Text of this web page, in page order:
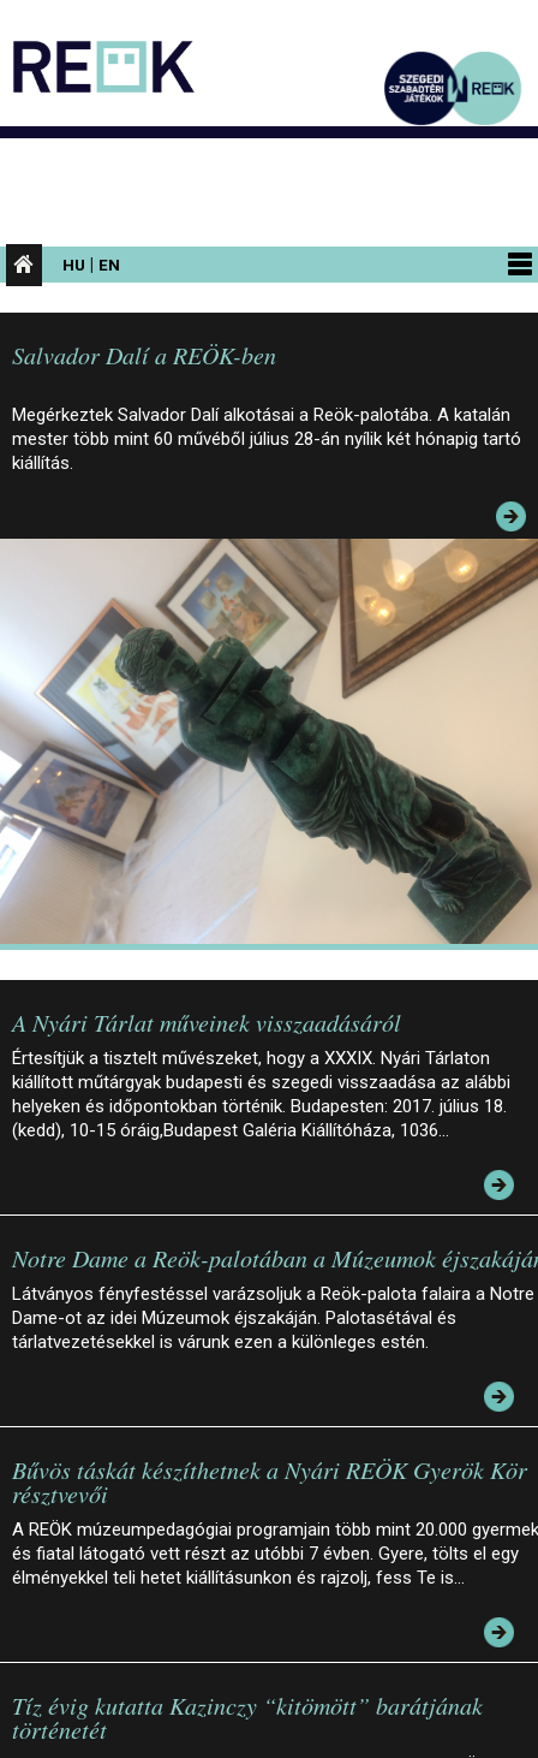
HU | EN
PROGRAMOK
KIÁLLÍTÁSOK
AZ ÉPÜLET
INFORMÁCIÓK
JEGYEK
ELÉRHETŐSÉG
PALOTASÉTÁK ÉS VEZETÉSEK
KÖZÉRDEKŰ ADATOK
Salvador Dalí a REÖK-ben
Megérkeztek Salvador Dalí alkotásai a Reök-palotába. A katalán
mester több mint 60 művéből július 28-án nyílik két hónapig tartó
kiállítás.
A Nyári Tárlat műveinek visszaadásáról
Értesítjük a tisztelt művészeket, hogy a XXXIX. Nyári Tárlaton
kiállított műtárgyak budapesti és szegedi visszaadása az alábbi
helyeken és időpontokban történik. Budapesten: 2017. július 18.
(kedd), 10-15 óráig,Budapest Galéria Kiállítóháza, 1036…
Notre Dame a Reök-palotában a Múzeumok
Látványos fényfestéssel varázsoljuk a Reök-palota falaira a Notre
Dame-ot az idei Múzeumok éjszakáján. Palotasétával és
tárlatvezetésekkel is várunk ezen a különleges estén.
Bűvös táskát készíthetnek a Nyári REÖK Gyerök Kör
résztvevői
A REÖK múzeumpedagógiai programjain több mint 20.000 gyermek
és fiatal látogató vett részt az utóbbi 7 évben. Gyere, tölts el egy
élményekkel teli hetet kiállításunkon és rajzolj, fess Te is…
Tíz évig kutatta Kazinczy “kitömött” barátjának
történetét